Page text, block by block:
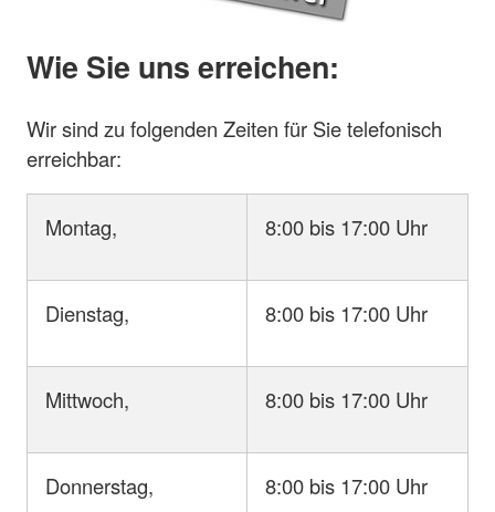
Wie Sie uns erreichen:
Wir sind zu folgenden Zeiten für Sie telefonisch
erreichbar:
Montag, 8:00 bis 17:00 Uhr
Dienstag, 8:00 bis 17:00 Uhr
Mittwoch, 8:00 bis 17:00 Uhr
Donnerstag, 8:00 bis 17:00 Uhr